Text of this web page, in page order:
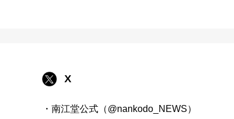
X
・南江堂公式（@nankodo_NEWS）